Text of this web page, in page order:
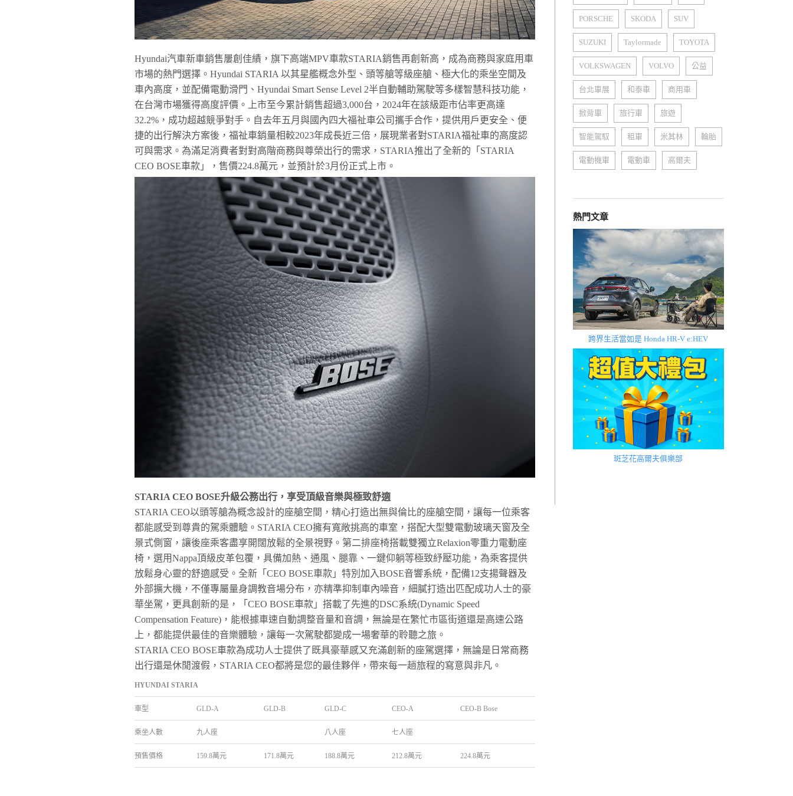
Hyundai汽車新車銷售屢創佳績，旗下高端MPV車款STARIA銷售再創新高，成為商務與家庭用車
市場的熱門選擇。Hyundai STARIA 以其星艦概念外型、頭等艙等級座艙、極大化的乘坐空間及
車內高度，並配備電動滑門、Hyundai Smart Sense Level 2半自動輔助駕駛等多樣智慧科技功能，
在台灣市場獲得高度評價。上市至今累計銷售超過3,000台，2024年在該級距市佔率更高達
32.2%，成功超越競爭對手。自去年五月與國內四大福祉車公司攜手合作，提供用戶更安全、便
捷的出行解決方案後，福祉車銷量相較2023年成長近三倍，展現業者對STARIA福祉車的高度認
可與需求。為滿足消費者對對高階商務與尊榮出行的需求，STARIA推出了全新的「STARIA
CEO BOSE車款」，售價224.8萬元，並預計於3月份正式上市。
STARIA CEO BOSE升級公務出行，享受頂級音樂與極致舒適
STARIA CEO以頭等艙為概念設計的座艙空間，精心打造出無與倫比的座艙空間，讓每一位乘客
都能感受到尊貴的駕乘體驗。STARIA CEO擁有寬敞挑高的車室，搭配大型雙電動玻璃天窗及全
景式側窗，讓後座乘客盡享開闊放鬆的全景視野。第二排座椅搭載雙獨立Relaxion零重力電動座
椅，選用Nappa頂級皮革包覆，具備加熱、通風、腿靠、一鍵仰躺等極致紓壓功能，為乘客提供
放鬆身心靈的舒適感受。全新「CEO BOSE車款」特別加入BOSE音響系統，配備12支揚聲器及
外部擴大機，不僅專屬量身調教音場分布，亦精準抑制車內噪音，細膩打造出匹配成功人士的豪
華坐駕，更具創新的是，「CEO BOSE車款」搭載了先進的DSC系統(Dynamic Speed
Compensation Feature)，能根據車速自動調整音量和音調，無論是在繁忙市區街道還是高速公路
上，都能提供最佳的音樂體驗，讓每一次駕駛都變成一場奢華的聆聽之旅。
STARIA CEO BOSE車款為成功人士提供了既具豪華感又充滿創新的座駕選擇，無論是日常商務
出行還是休閒渡假，STARIA CEO都將是您的最佳夥伴，帶來每一趟旅程的寫意與非凡。
HYUNDAI STARIA
車型 GLD-A GLD-B GLD-C CEO-A CEO-B Bose
乘坐人數 九人座 八人座 七人座
預售價格 159.8萬元 171.8萬元 188.8萬元 212.8萬元 224.8萬元
PORSCHE SKODA SUV
SUZUKI Taylormade TOYOTA
VOLKSWAGEN VOLVO 公益
台北車展 和泰車 商用車
掀背車 旅行車 旅遊
智能駕馭 租車 米其林 輪胎
電動機車 電動車 高爾夫
熱門文章
跨界生活當如是 Honda HR-V e:HEV
斑芝花高爾夫俱樂部